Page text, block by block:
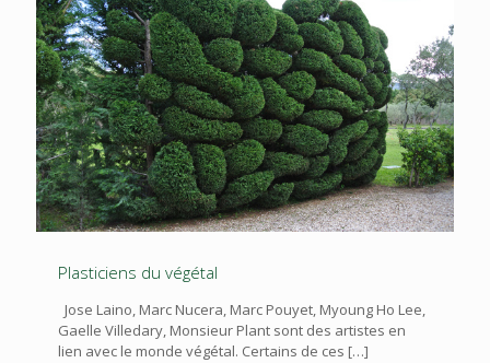
Plasticiens du végétal
Jose Laino, Marc Nucera, Marc Pouyet, Myoung Ho Lee,
Gaelle Villedary, Monsieur Plant sont des artistes en
lien avec le monde végétal. Certains de ces […]